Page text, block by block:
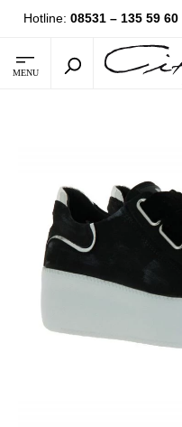
Hotline: 08531 – 135 59 60
MENU